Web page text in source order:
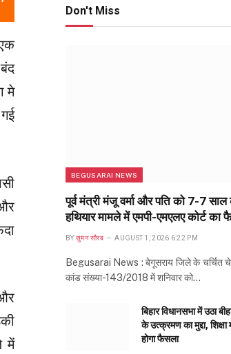
मे
में
Don't Miss
BEGUSARAI NEWS
पूर्व मंत्री मंजू वर्मा और पति को 7-7
हथियार मामले में एमपी-एमएलए कोर्ट का
BY सुमन सौरब AUGUST 1, 2026 6:22 PM
Begusarai News : बेगूसराय जिले के चर्चित
कांड संख्या-143/2018 में शनिवार को…
बिहार विधानसभा में उठा
के उत्क्रमण का मुद्दा,
होगा फैसला